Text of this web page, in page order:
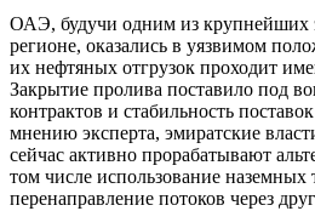
ОАЭ, будучи одним из крупнейших
регионе, оказались в уязвимом
их нефтяных отгрузок проходит
Закрытие пролива поставило под
контрактов и стабильность
мнению эксперта, эмиратские
сейчас активно прорабатывают
том числе использование наземных
перенаправление потоков через